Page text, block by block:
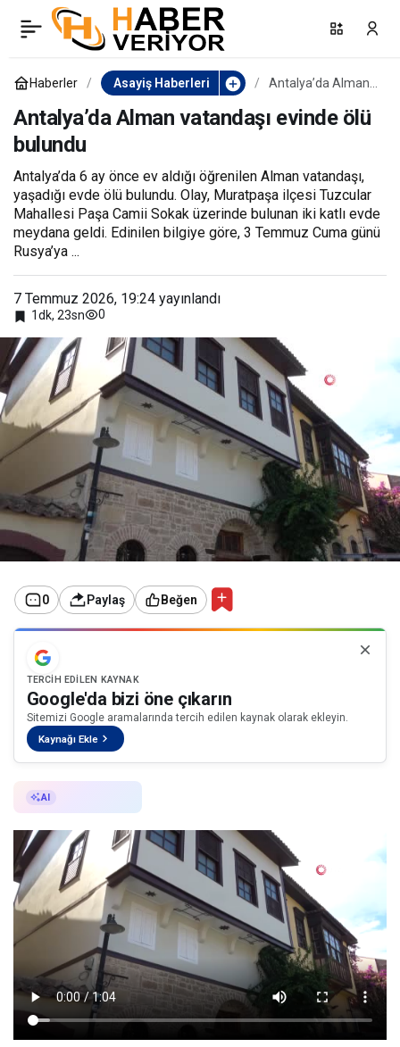
Haberler Asayiş Haberleri
Antalya’da Alman
ölü bulundu
Antalya’da Alman vatandaşı evinde ölü
bulundu
Antalya’da 6 ay önce ev aldığı öğrenilen Alman vatandaşı,
yaşadığı evde ölü bulundu. Olay, Muratpaşa ilçesi Tuzcular
Mahallesi Paşa Camii Sokak üzerinde bulunan iki katlı evde
meydana geldi. Edinilen bilgiye göre, 3 Temmuz Cuma günü
Rusya’ya ...
7 Temmuz 2026, 19:24 yayınlandı
1dk, 23sn 0
0 Paylaş Beğen
TERCIH EDILEN KAYNAK
Google'da bizi öne çıkarın
Sitemizi Google aramalarında tercih edilen kaynak olarak ekleyin.
Kaynağı Ekle
AI
İstanbul Adalet Sarayı’nda
hırsızlık zanlısı intihar etti
Paylaş